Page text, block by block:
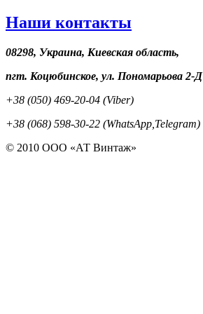
Наши контакты
08298, Украина, Киевская область,
пгт. Коцюбинское, ул. Пономарьова 2-Д
+38 (050) 469-20-04 (Viber)
+38 (068) 598-30-22 (WhatsApp,Telegram)
© 2010 ООО «АТ Винтаж»